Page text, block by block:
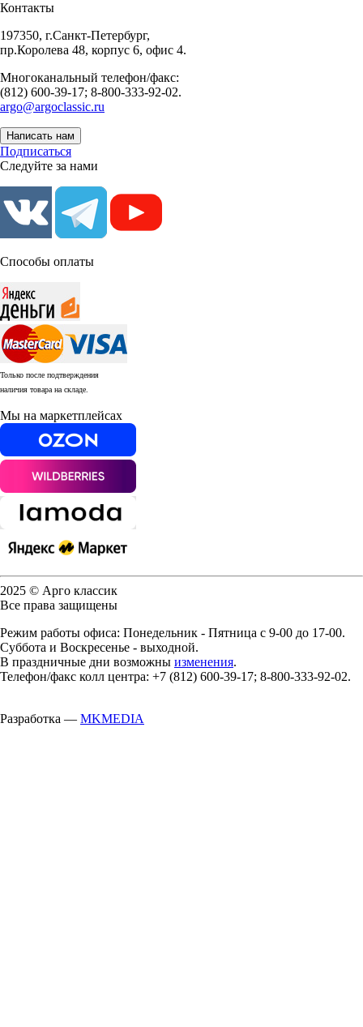
Контакты
197350, г.Санкт-Петербург,
пр.Королева 48, корпус 6, офис 4.
Многоканальный телефон/факс:
(812) 600-39-17; 8-800-333-92-02.
argo@argoclassic.ru
Написать нам
Подписаться
Следуйте за нами
Способы оплаты
Только после подтверждения
наличия товара на складе.
Мы на маркетплейсах
2025 © Арго классик
Все права защищены
Режим работы офиса: Понедельник - Пятница с 9-00 до 17-00.
Суббота и Воскресенье - выходной.
В праздничные дни возможны изменения.
Телефон/факс колл центра: +7 (812) 600-39-17; 8-800-333-92-02.
Разработка — MKMEDIA